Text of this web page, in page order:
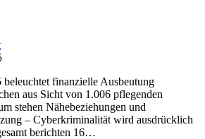
finanzielle Ausbeutung
aus Sicht von 1.006 pflegenden
stehen Nähebeziehungen und
– Cyberkriminalität wird ausdrücklich
berichten 16…